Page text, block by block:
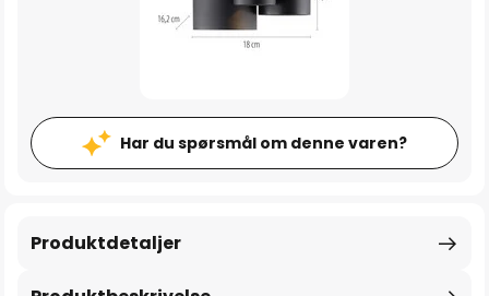
Har du spørsmål om denne varen?
Produktdetaljer